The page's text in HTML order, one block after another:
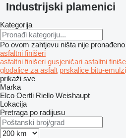
Industrijski plamenici
Kategorija
Po ovom zahtjevu ništa nije pronađeno
asfaltni finišeri
asfaltni finišeri gusjeničari asfaltni
glodalice za asfalt prskalice bitu-
prikaži sve
Marka
Elco Oertli Riello Weishaupt
Lokacija
Pretraga po radijusu